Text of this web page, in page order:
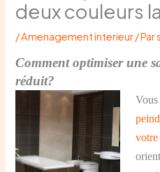
deux couleurs
/Amenagement interieur/ Par
Comment optimiser une
réduit?
Vous
votre